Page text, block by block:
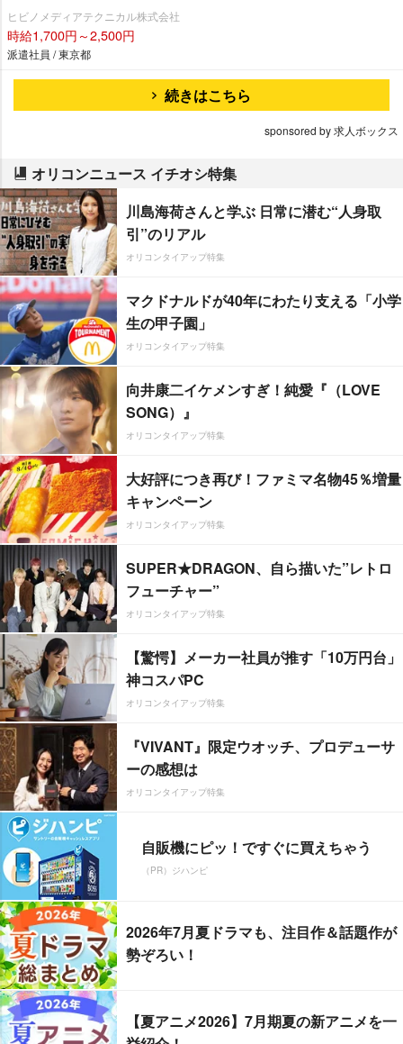
ヒビノメディアテクニカル株式会社
時給1,700円～2,500円
派遣社員 / 東京都
続きはこちら
sponsored by 求人ボックス
オリコンニュース イチオシ特集
川島海荷さんと学ぶ 日常に潜む“人身取
引”のリアル
オリコンタイアップ特集
マクドナルドが40年にわたり支える「小学
生の甲子園」
オリコンタイアップ特集
向井康二イケメンすぎ！純愛『（LOVE
SONG）』
オリコンタイアップ特集
大好評につき再び！ファミマ名物45％増量
キャンペーン
オリコンタイアップ特集
SUPER★DRAGON、自ら描いた”レトロ
フューチャー”
オリコンタイアップ特集
【驚愕】メーカー社員が推す「10万円台」
神コスパPC
オリコンタイアップ特集
『VIVANT』限定ウオッチ、プロデューサ
ーの感想は
オリコンタイアップ特集
自販機にピッ！ですぐに買えちゃう
（PR）ジハンピ
2026年7月夏ドラマも、注目作＆話題作が
勢ぞろい！
【夏アニメ2026】7月期夏の新アニメを一